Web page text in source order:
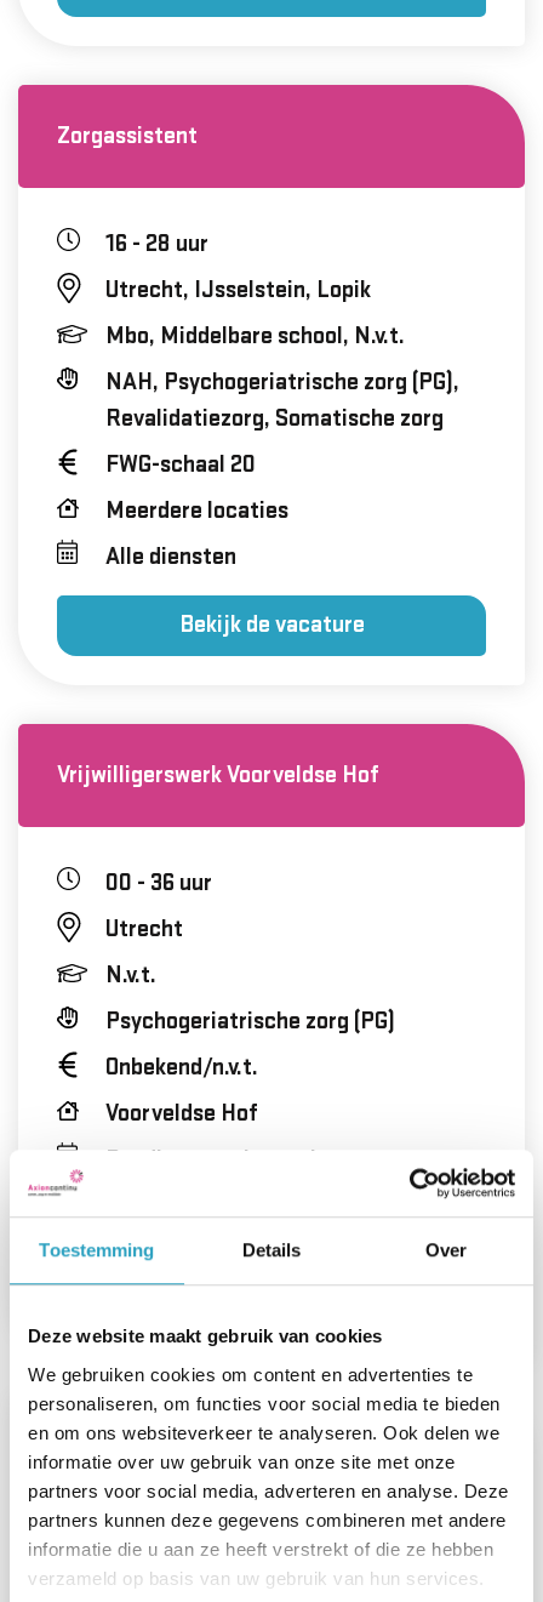
Toestemming Details Over
Deze website maakt gebruik van cookies
We gebruiken cookies om content en advertenties te
personaliseren, om functies voor social media te bieden
en om ons websiteverkeer te analyseren. Ook delen we
informatie over uw gebruik van onze site met onze
partners voor social media, adverteren en analyse. Deze
partners kunnen deze gegevens combineren met andere
informatie die u aan ze heeft verstrekt of die ze hebben
verzameld op basis van uw gebruik van hun services.
Zorgassistent
16 - 28 uur
Utrecht, IJsselstein, Lopik
Mbo, Middelbare school, N.v.t.
NAH, Psychogeriatrische zorg (PG),
Revalidatiezorg, Somatische zorg
FWG-schaal 20
Meerdere locaties
Alle diensten
Bekijk de vacature
Vrijwilligerswerk Voorveldse Hof
00 - 36 uur
Utrecht
N.v.t.
Psychogeriatrische zorg (PG)
Onbekend/n.v.t.
Voorveldse Hof
Vrijwilligerswerk De Drie Ringen
00 - 36 uur